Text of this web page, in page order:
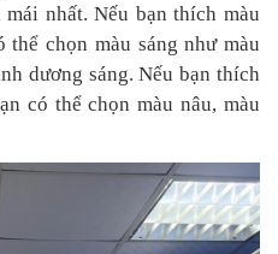
nhất. Nếu bạn thích màu
thể chọn màu sáng như màu
dương sáng. Nếu bạn thích
có thể chọn màu nâu, màu